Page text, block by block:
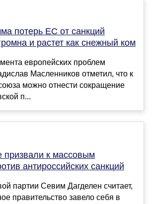
потерь EC от санкций
и растет как снежный ком
европейских проблем
Масленников отметил, что к
можно отнести сокращение
п...
призвали к массовым
антироссийских санкций
партии Севим Дагделен считает,
правительство завело себя в